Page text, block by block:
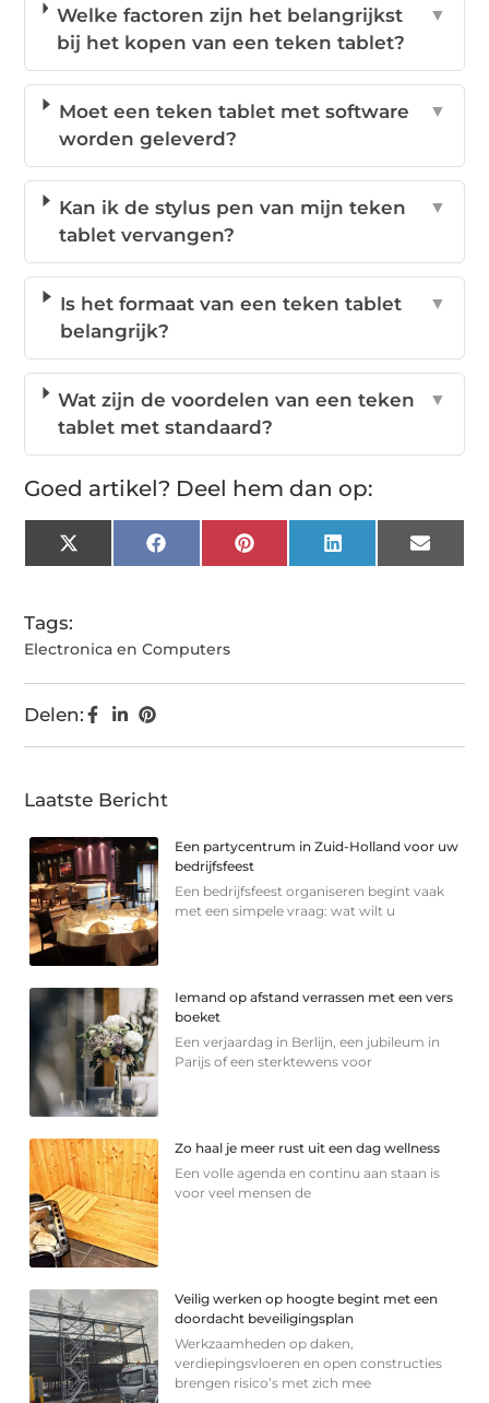
Welke factoren zijn het belangrijkst
bij het kopen van een teken tablet?
▼
Moet een teken tablet met software
worden geleverd?
▼
Kan ik de stylus pen van mijn teken
tablet vervangen?
▼
Is het formaat van een teken tablet
belangrijk?
▼
Wat zijn de voordelen van een teken
tablet met standaard?
▼
Goed artikel? Deel hem dan op:
X
(Twitter)
FacebookPinterest LinkedIn Email
Tags:
Electronica en Computers
Delen:
Laatste Bericht
Een partycentrum in Zuid-Holland voor uw
bedrijfsfeest
Een bedrijfsfeest organiseren begint vaak
met een simpele vraag: wat wilt u
Iemand op afstand verrassen met een vers
boeket
Een verjaardag in Berlijn, een jubileum in
Parijs of een sterkte­wens voor
Zo haal je meer rust uit een dag wellness
Een volle agenda en continu aan staan is
voor veel mensen de
Veilig werken op hoogte begint met een
doordacht beveiligingsplan
Werkzaamheden op daken,
verdiepingsvloeren en open constructies
brengen risico’s met zich mee